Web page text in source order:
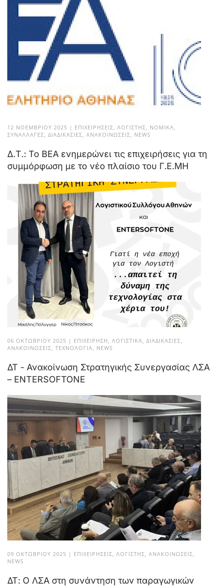
12 ΝΟΕΜΒΡΊΟΥ 2025 | ΕΠΙΧΕΙΡΉΣΕΙΣ, ΛΟΓΙΣΤΉΣ, ΝΟΜΙΚΆ,
ΣΥΝΑΛΛΑΓΈΣ, ΔΙΑΔΙΚΑΣΊΕΣ, ΑΝΑΚΟΙΝΏΣΕΙΣ, NEWS
Δ.Τ.: Το ΒΕΑ ενημερώνει τις επιχειρήσεις για τη
συμμόρφωση με το νέο πλαίσιο του Γ.Ε.ΜΗ
06 ΟΚΤΩΒΡΊΟΥ 2025 | ΕΠΙΧΕΊΡΗΣΗ , ΛΟΓΙΣΤΙΚΆ, ΔΙΑΔΙΚΑΣΊΕΣ,
ΑΝΑΚΟΙΝΏΣΕΙΣ, ΤΕΧΝΟΛΟΓΊΑ, NEWS
ΔΤ - Ανακοίνωση Στρατηγικής Συνεργασίας ΛΣΑ
– ENTERSOFTONE
09 ΟΚΤΩΒΡΊΟΥ 2025 | ΕΠΙΧΕΙΡΉΣΕΙΣ, ΛΟΓΙΣΤΉΣ, ΑΝΑΚΟΙΝΏΣΕΙΣ,
NEWS
ΔΤ: Ο ΛΣΑ στη συνάντηση των παραγωγικών